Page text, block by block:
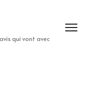
qui vont avec